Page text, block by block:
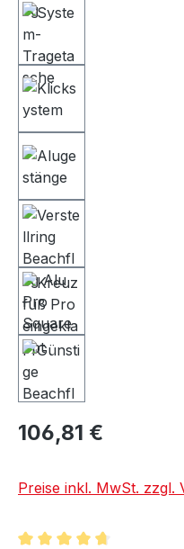
106,81 €
Preise inkl. MwSt. zzgl.